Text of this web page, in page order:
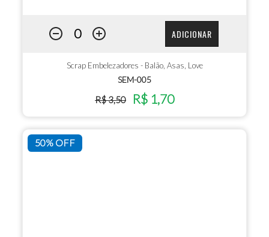
ADICIONAR
Scrap Embelezadores - Balão, Asas, Love
SEM-005
R$ 3,50 R$ 1,70
50% OFF